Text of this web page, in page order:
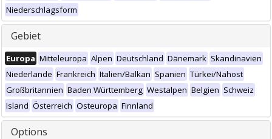
Niederschlagsform
Gebiet
Europa Mitteleuropa Alpen Deutschland Dänemark Skandinavien
Niederlande Frankreich Italien/Balkan Spanien Türkei/Nahost
Großbritannien Baden Württemberg Westalpen Belgien Schweiz
Island Österreich Osteuropa Finnland
Options